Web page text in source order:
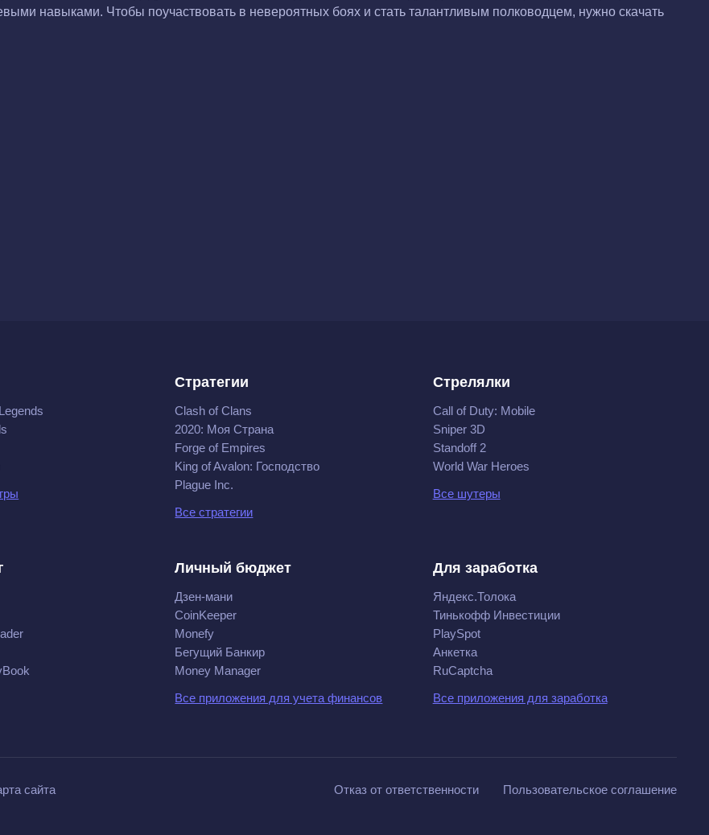
навыками. Чтобы поучаствовать в невероятных боях и стать талантливым полководцем, нужно скачать
Стратегии
Clash of Clans
2020: Моя Cтрана
Forge of Empires
King of Avalon: Господство
Plague Inc.
Все стратегии
Стрелялки
Call of Duty: Mobile
Sniper 3D
Standoff 2
World War Heroes
Все шутеры
Личный бюджет
Дзен-мани
CoinKeeper
Monefy
Бегущий Банкир
Money Manager
Все приложения для учета финансов
Для заработка
Яндекс.Толока
Тинькофф Инвестиции
PlaySpot
Анкетка
RuCaptcha
Все приложения для заработка
сайта Отказ от ответственности Пользовательское соглашение